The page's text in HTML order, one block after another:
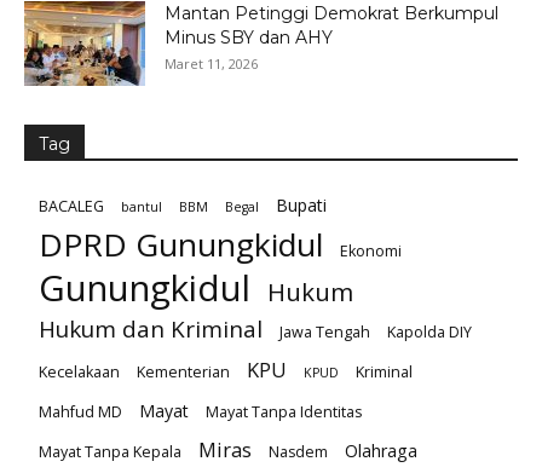
Mantan Petinggi Demokrat Berkumpul
Minus SBY dan AHY
Maret 11, 2026
Tag
BACALEG bantul BBM Begal Bupati
DPRD Gunungkidul Ekonomi
Gunungkidul Hukum
Hukum dan Kriminal Jawa Tengah
Kapolda DIY
Kecelakaan
Kementerian KPU KPUD
Kriminal
Mahfud MD
Mayat
Mayat Tanpa Identitas
Mayat Tanpa Kepala
Miras Nasdem Olahraga